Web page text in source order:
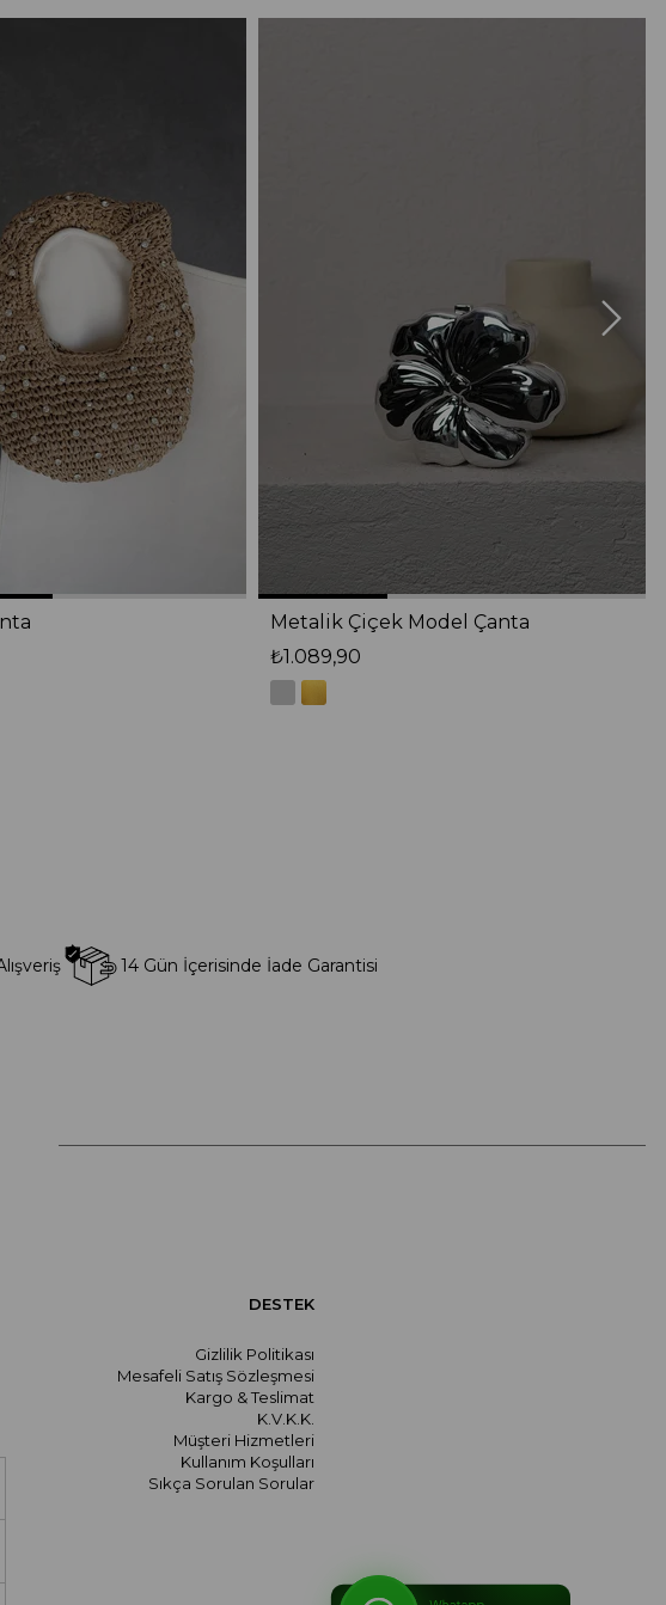
Metalik Çiçek Model Çanta
₺1.089,90
14 Gün İçerisinde İade Garantisi
DESTEK
Gizlilik Politikası
Mesafeli Satış Sözleşmesi
Kargo & Teslimat
K.V.K.K.
Müşteri Hizmetleri
Kullanım Koşulları
Sıkça Sorulan Sorular